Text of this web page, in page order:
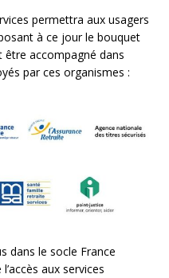
permettra aux usagers
à ce jour le bouquet
être accompagné dans
par ces organismes :
dans le socle France
aux services